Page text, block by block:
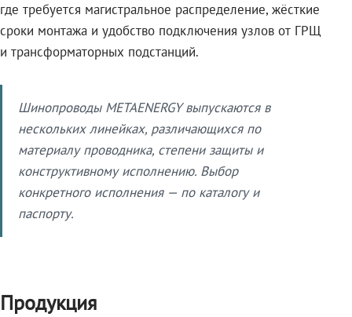
где требуется магистральное распределение, жёсткие
сроки монтажа и удобство подключения узлов от ГРЩ
и трансформаторных подстанций.
Шинопроводы METAENERGY выпускаются в
нескольких линейках, различающихся по
материалу проводника, степени защиты и
конструктивному исполнению. Выбор
конкретного исполнения — по каталогу и
паспорту.
Продукция